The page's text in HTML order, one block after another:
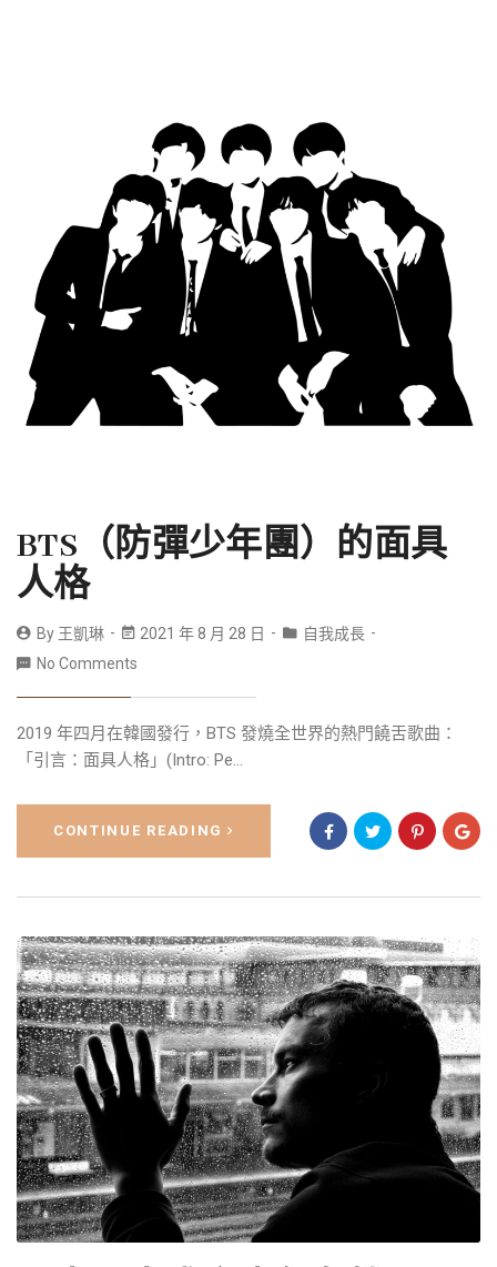
BTS（防彈少年團）的面具
人格
By 王凱琳 2021 年 8 月 28 日
自我成長
No Comments
2019 年四月在韓國發行，BTS 發燒全世界的熱門饒舌歌曲：
「引言：面具人格」(Intro: Pe...
CONTINUE READING